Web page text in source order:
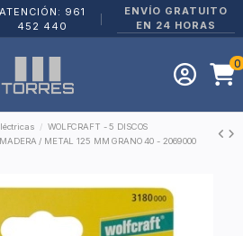
ATENCIÓN: 961
452 440
ENVÍO GRATUITO
EN 24 HORAS
0
WOLFCRAFT - 5 DISCOS
/ METAL 125 MM GRANO 40 - 2069000